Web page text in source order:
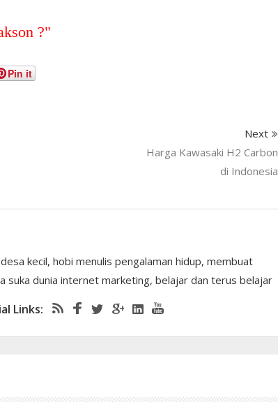
?"
Pin it
Next
Harga Kawasaki H2 Carbon
di Indonesia
kecil, hobi menulis pengalaman hidup, membuat
suka dunia internet marketing, belajar dan terus belajar
Links: